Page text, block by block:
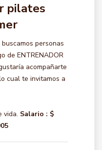
pilates
personas
de ENTRENADOR
acompañarte
cual te invitamos a
vida. Salario : $